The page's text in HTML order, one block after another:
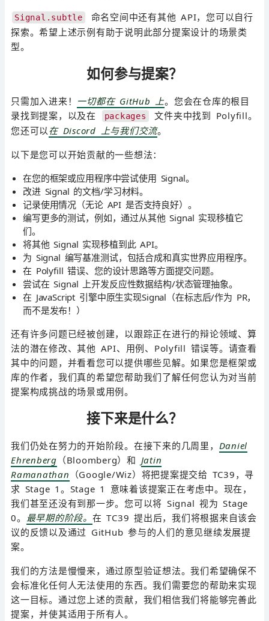
Signal.subtle
命名空间中还有其他 API，您可以自行
探索。希望上述示例有助于说明此部分提案设计的场景类
型。
如何参与提案？
只需加入进来！ 一切都在 GitHub 上。您会在仓库的根目
录找到提案，以及在
packages
文件夹中找到 Polyfill。
您还可以 在 Discord 上与我们交流。
以下是您可以开始贡献的一些想法：
在您的框架或应用程序中尝试使用 Signal。
改进 Signal 的文档/学习材料。
记录使用情况（无论 API 是否支持良好）。
编写更多的测试，例如，通过从其他 Signal 实现移植它
们。
将其他 Signal 实现移植到此 API。
为 Signal 编写基准测试，包括合成和真实世界应用程序。
在 Polyfill 错误、您的设计思路等方面提交问题。
尝试在 Signal 上开发反应性数据结构/状态管理抽象。
在 JavaScript 引擎中原生实现Signal（在标志后/作为 PR，
而不是发布！）
还有许多问题已经被创建，以跟踪正在进行的辩论领域、算
法的潜在修改、其他 API、用例、Polyfill 错误等。请查看
其中的问题，并看看您可以提供哪些见解。如果您是框架或
库的作者，我们真的希望您帮助我们了解任何您认为对当前
提案构成挑战的场景或用例。
接下来是什么？
我们仍处在努力的开始阶段。在接下来的几周里， Daniel
Ehrenberg （Bloomberg）和 Jatin
Ramanathan （Google/Wiz）将把提案提交给 TC39，寻
求 Stage 1。Stage 1 意味着该提案正在考虑中。现在，
我们甚至还没有到那一步。您可以将 Signal 视为 Stage
0。 最早期的阶段。 在 TC39 提出后，我们将根据来自该会
议的反馈以及通过 GitHub 参与的人们的意见继续发展提
案。
我们的方法是慢慢来，通过原型验证想法。我们希望确保不
会标准化任何人无法使用的东西。我们需要您的帮助来实现
这一目标。通过您上述的贡献，我们相信我们将能够完善此
提案，并使其适用于所有人。